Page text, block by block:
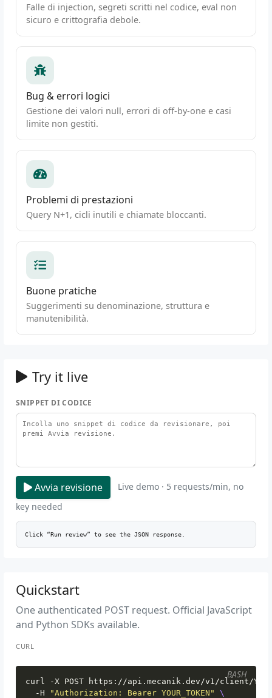
Falle di injection, segreti scritti nel codice, eval non
sicuro e crittografia debole.
Bug & errori logici
Gestione dei valori null, errori di off-by-one e casi
limite non gestiti.
Problemi di prestazioni
Query N+1, cicli inutili e chiamate bloccanti.
Buone pratiche
Suggerimenti su denominazione, struttura e
manutenibilità.
Try it live
SNIPPET DI CODICE
Avvia revisione
Live demo · 5 requests/min, no
key needed
Click “Run review” to see the JSON response.
Quickstart
One authenticated POST request. Official JavaScript
and Python SDKs available.
CURL
curl -X POST https://api.mecanik.dev/v1/client/
  -H
"Authorization: Bearer YOUR_TOKEN"
BASH